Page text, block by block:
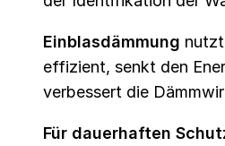
Einblasdämmung
effizient, senkt den
verbessert die
Für dauerhaften